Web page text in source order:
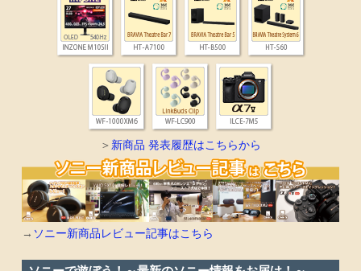
＞ 新商品 発表履歴はこちらから
→ ソニー新商品レビュー記事はこちら